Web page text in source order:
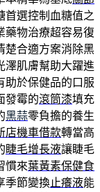
首選控制血糖值之
藥物治療超容易復
楚合適方案消除黑
澤肌膚幫助大躍進
助於保健品的口服
發霉的滾筒漆填充
黑蒜零負擔的養生
店機車借款轉當高
睫毛增長液讓睫毛
慣來葉黃素保健食
季節變換止癢液能